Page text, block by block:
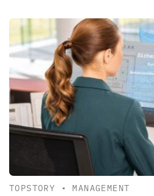
TOPSTORY • MANAGEMENT